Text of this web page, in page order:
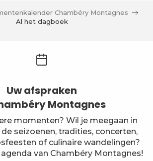
Chambéry Montagnes
Al het dagboek
Uw afspraken
Montagnes
momenten? Wil je meegaan in
seizoenen, tradities, concerten,
of culinaire wandelingen?
van Chambéry Montagnes!